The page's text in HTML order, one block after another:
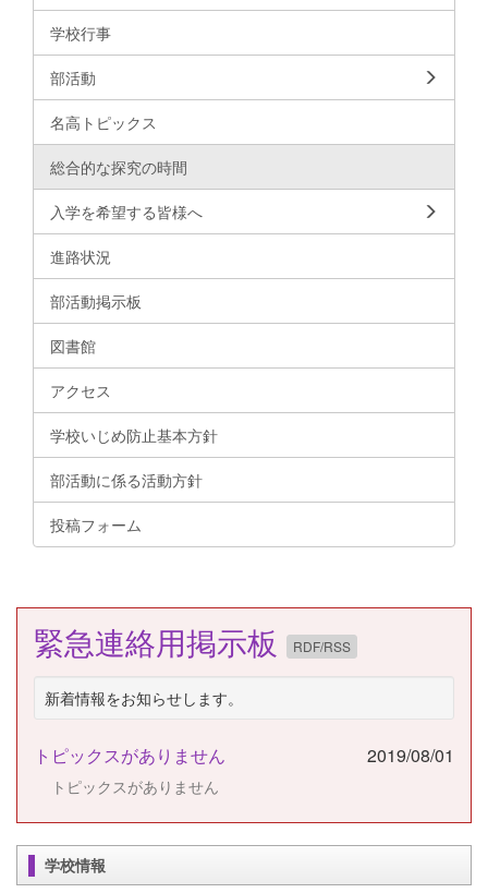
学校行事
部活動
名高トピックス
総合的な探究の時間
入学を希望する皆様へ
進路状況
部活動掲示板
図書館
アクセス
学校いじめ防止基本方針
部活動に係る活動方針
投稿フォーム
緊急連絡用掲示板 RDF/RSS
新着情報をお知らせします。
トピックスがありません 2019/08/01
トピックスがありません
学校情報